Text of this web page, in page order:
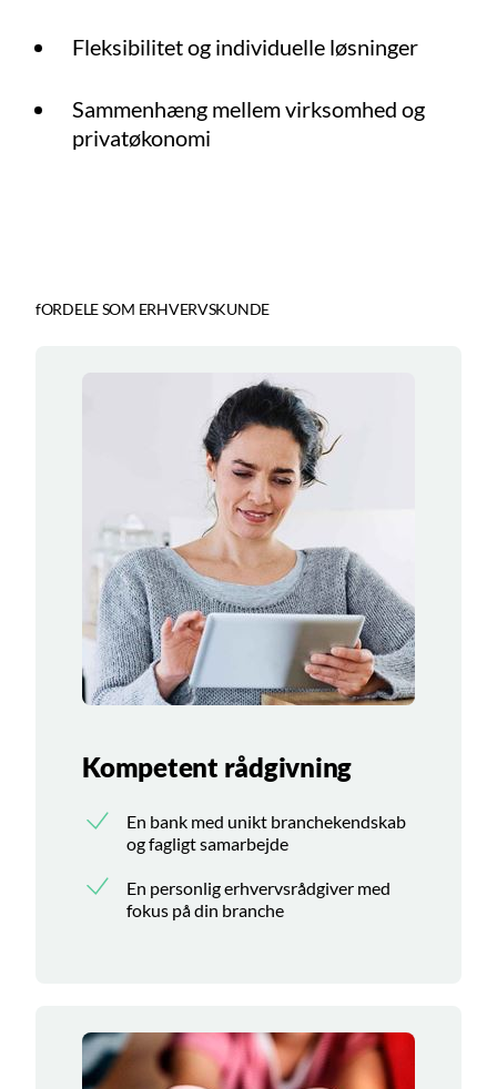
Fleksibilitet og individuelle løsninger
Sammenhæng mellem virksomhed og
privatøkonomi
fORDELE SOM ERHVERVSKUNDE
Kompetent rådgivning
En bank med unikt branchekendskab
og fagligt samarbejde
En personlig erhvervsrådgiver med
fokus på din branche